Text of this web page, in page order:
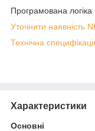
Програмована логіка
Уточнити наявність
Технічна
Характеристики
Основні